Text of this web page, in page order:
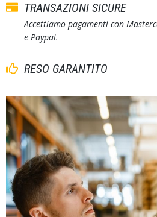
TRANSAZIONI SICURE
Accettiamo pagamenti con
e Paypal.
RESO GARANTITO